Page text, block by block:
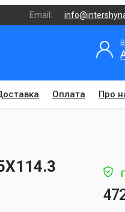
Email:
Оплата Про